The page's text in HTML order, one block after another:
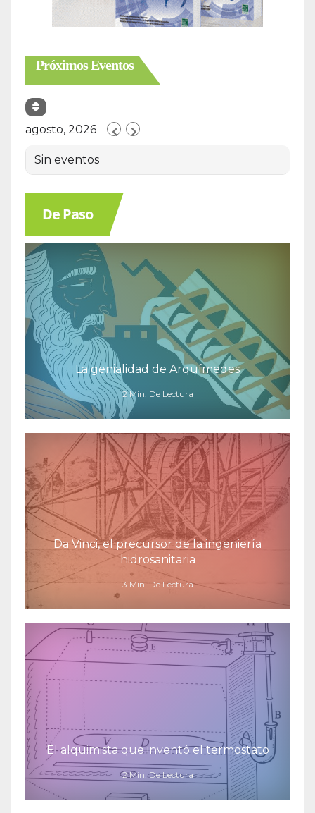
Próximos Eventos
agosto, 2026
Sin eventos
De Paso
La genialidad de Arquímedes
2 Min. De Lectura
Da Vinci, el precursor de la ingeniería
hidrosanitaria
3 Min. De Lectura
El alquimista que inventó el termostato
2 Min. De Lectura